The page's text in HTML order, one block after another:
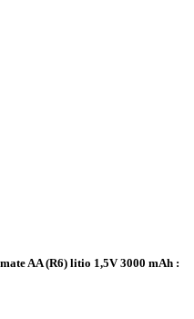
AA (R6) litio 1,5V 3000 mAh :